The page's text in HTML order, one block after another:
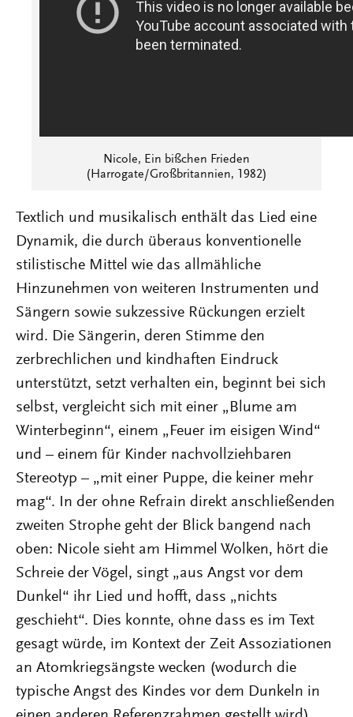
Nicole, Ein bißchen Frieden
(Harrogate/Großbritannien, 1982)
Textlich und musikalisch enthält das Lied eine
Dynamik, die durch überaus konventionelle
stilistische Mittel wie das allmähliche
Hinzunehmen von weiteren Instrumenten und
Sängern sowie sukzessive Rückungen erzielt
wird. Die Sängerin, deren Stimme den
zerbrechlichen und kindhaften Eindruck
unterstützt, setzt verhalten ein, beginnt bei sich
selbst, vergleicht sich mit einer „Blume am
Winterbeginn“, einem „Feuer im eisigen Wind“
und – einem für Kinder nachvollziehbaren
Stereotyp – „mit einer Puppe, die keiner mehr
mag“. In der ohne Refrain direkt anschließenden
zweiten Strophe geht der Blick bangend nach
oben: Nicole sieht am Himmel Wolken, hört die
Schreie der Vögel, singt „aus Angst vor dem
Dunkel“ ihr Lied und hofft, dass „nichts
geschieht“. Dies konnte, ohne dass es im Text
gesagt würde, im Kontext der Zeit Assoziationen
an Atomkriegsängste wecken (wodurch die
typische Angst des Kindes vor dem Dunkeln in